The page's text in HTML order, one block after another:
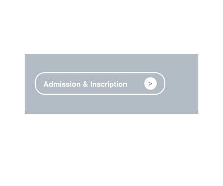
Admission & Inscription >